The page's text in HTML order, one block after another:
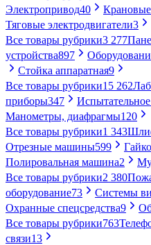
Электропривод40 Крановые
Тяговые электродвигатели3
Все товары рубрики3 277
устройства897
Стойка аппаратная9
Все товары рубрики15 262
приборы347
Манометры, диафрагмы120
Все товары рубрики1 343
Отрезные машины599
Полировальная машина2
Все товары рубрики2 380
оборудование73 Системы
Охранные спецсредства9
Все товары рубрики763
связи13